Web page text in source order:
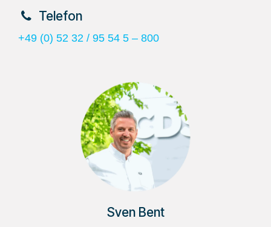
​Telefon
+49 (0) 52 32 / 95 54 5 – 800
Sven Bent